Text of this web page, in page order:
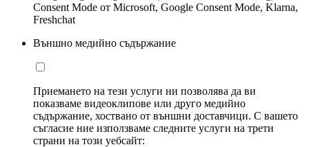
Consent Mode от Microsoft, Google Consent Mode, Klarna,
Freshchat
Външно медийно съдържание
Приемането на тези услуги ни позволява да ви
показваме видеоклипове или друго медийно
съдържание, хоствано от външни доставчици. С вашето
съгласие ние използваме следните услуги на трети
страни на този уебсайт: